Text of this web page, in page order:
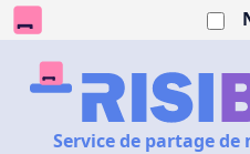
Service de partage